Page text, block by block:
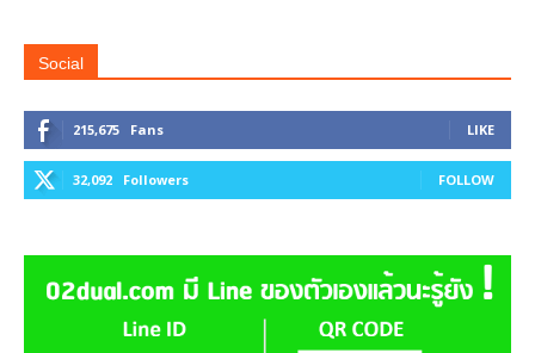
Social
215,675 Fans LIKE
32,092 Followers FOLLOW